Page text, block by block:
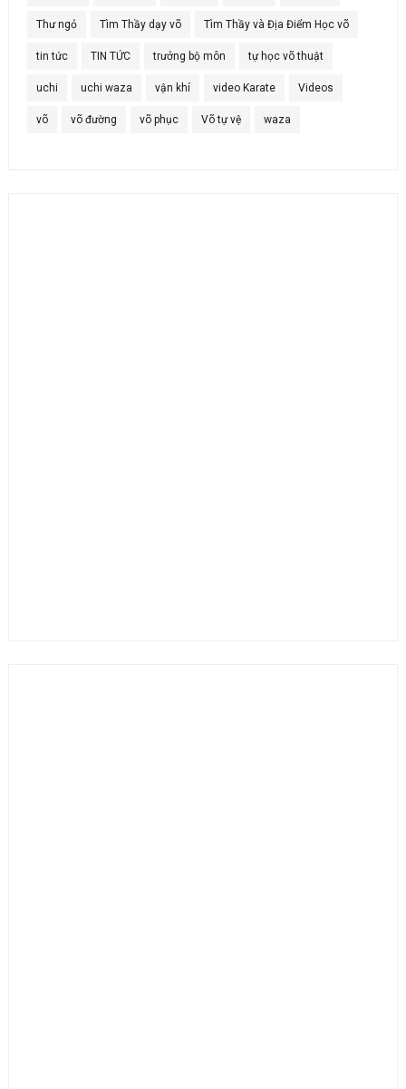
Thư ngỏ Tìm Thầy dạy võ Tìm Thầy và Địa Điểm Học võ
tin tức TIN TỨC trưởng bộ môn tự học võ thuật
uchi uchi waza vận khí video Karate Videos
võ võ đường võ phục Võ tự vệ waza